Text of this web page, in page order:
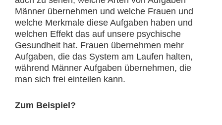
Männer übernehmen und welche Frauen und
welche Merkmale diese Aufgaben haben und
welchen Effekt das auf unsere psychische
Gesundheit hat. Frauen übernehmen mehr
Aufgaben, die das System am Laufen halten,
während Männer Aufgaben übernehmen, die
man sich frei einteilen kann.
Zum Beispiel?